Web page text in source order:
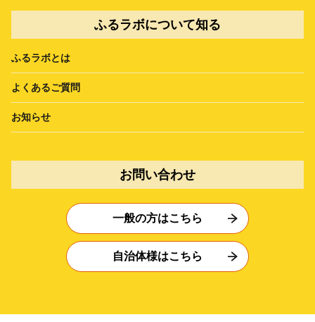
ふるラボについて知る
ふるラボとは
よくあるご質問
お知らせ
お問い合わせ
一般の方はこちら
自治体様はこちら